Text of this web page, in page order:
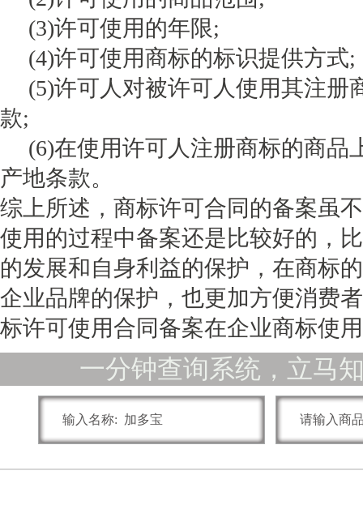
(3)许可使用的年限;
(4)许可使用商标的标识提供方式;
(5)许可人对被许可人使用其注册
款;
(6)在使用许可人注册商标的商品
产地条款。
综上所述，商标许可合同的备案虽
使用的过程中备案还是比较好的，
的发展和自身利益的保护，在商标
企业品牌的保护，也更加方便消费
标许可使用合同备案在企业商标使
一分钟查询系统，立马